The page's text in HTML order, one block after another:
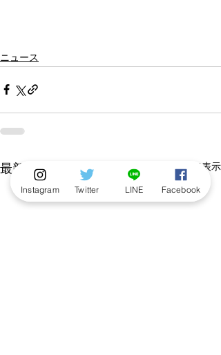
ニュース
最新記事 すべて表示
Instagram Twitter LINE Facebook